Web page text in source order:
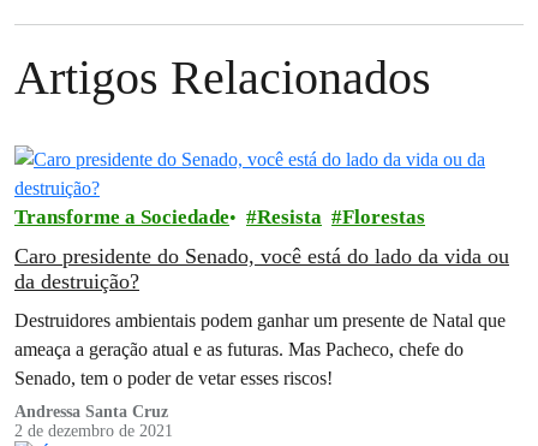
Artigos Relacionados
Transforme a Sociedade Resista Florestas
Caro presidente do Senado, você está do lado da vida ou
da destruição?
Destruidores ambientais podem ganhar um presente de Natal que
ameaça a geração atual e as futuras. Mas Pacheco, chefe do
Senado, tem o poder de vetar esses riscos!
Andressa Santa Cruz
2 de dezembro de 2021